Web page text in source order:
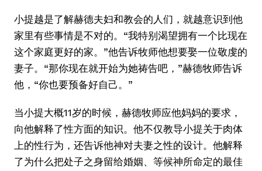
小提越是了解赫德夫妇和教会的人们，就越意识到他
家里有些事情是不对的。“我特别渴望拥有一个比现在
这个家庭更好的家。”他告诉牧师他想要娶一位敬虔的
妻子。“那你现在就开始为她祷告吧，”赫德牧师告诉
他，“你也要预备好自己。”
当小提大概11岁的时候，赫德牧师应他妈妈的要求，
向他解释了性方面的知识。他不仅教导小提关于肉体
上的性行为，还告诉他神对夫妻之性的设计。他解释
了为什么把处子之身留给婚姻、等候神所命定的最佳